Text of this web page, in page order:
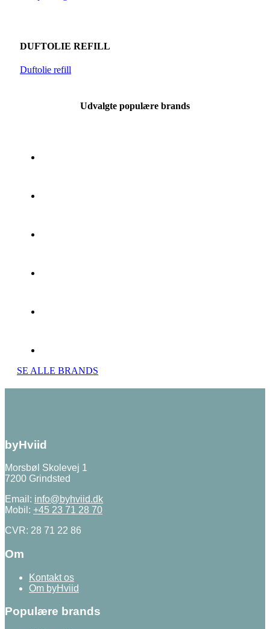
DUFTOLIE REFILL
Duftolie refill
Udvalgte populære brands
SE ALLE BRANDS
byHviid
Morsbøl Skolevej 1
7200 Grindsted
Email: info@byhviid.dk
Mobil: +45 23 71 28 70
CVR: 28 71 22 86
Om
Kontakt os
Om byHviid
Populære brands